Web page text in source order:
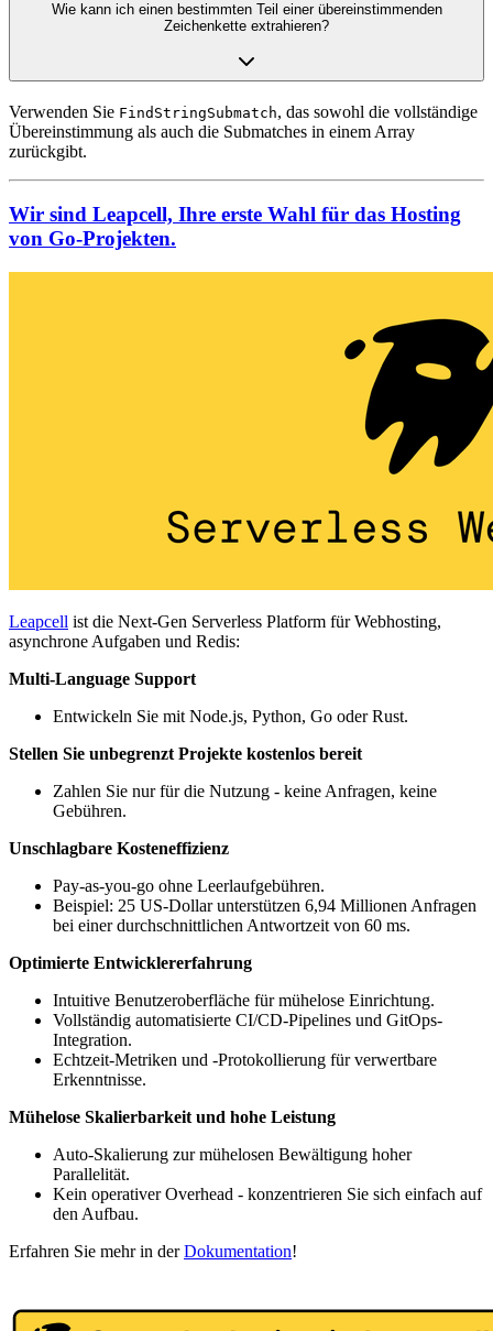
Wie kann ich einen bestimmten Teil einer übereinstimmenden
Zeichenkette extrahieren?
Verwenden Sie FindStringSubmatch, das sowohl die vollständige
Übereinstimmung als auch die Submatches in einem Array
zurückgibt.
Wir sind Leapcell, Ihre erste Wahl für das Hosting
von Go-Projekten.
Leapcell ist die Next-Gen Serverless Platform für Webhosting,
asynchrone Aufgaben und Redis:
Multi-Language Support
Entwickeln Sie mit Node.js, Python, Go oder Rust.
Stellen Sie unbegrenzt Projekte kostenlos bereit
Zahlen Sie nur für die Nutzung - keine Anfragen, keine
Gebühren.
Unschlagbare Kosteneffizienz
Pay-as-you-go ohne Leerlaufgebühren.
Beispiel: 25 US-Dollar unterstützen 6,94 Millionen Anfragen
bei einer durchschnittlichen Antwortzeit von 60 ms.
Optimierte Entwicklererfahrung
Intuitive Benutzeroberfläche für mühelose Einrichtung.
Vollständig automatisierte CI/CD-Pipelines und GitOps-
Integration.
Echtzeit-Metriken und -Protokollierung für verwertbare
Erkenntnisse.
Mühelose Skalierbarkeit und hohe Leistung
Auto-Skalierung zur mühelosen Bewältigung hoher
Parallelität.
Kein operativer Overhead - konzentrieren Sie sich einfach auf
den Aufbau.
Erfahren Sie mehr in derDokumentation!